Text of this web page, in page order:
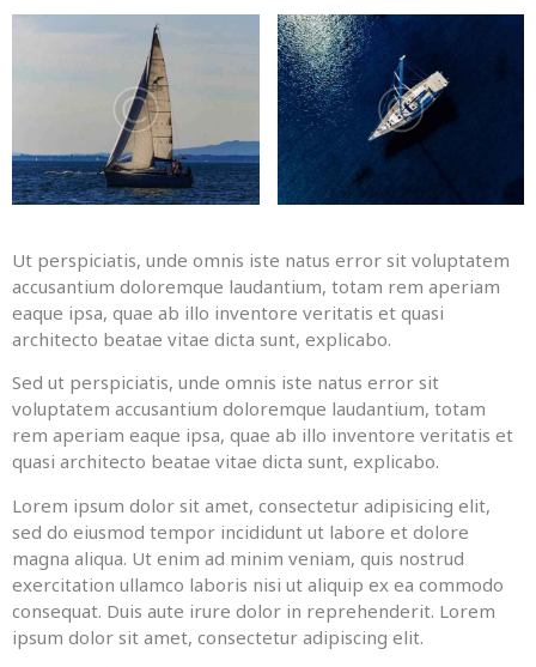
Ut perspiciatis, unde omnis iste natus error sit voluptatem
accusantium doloremque laudantium, totam rem aperiam
eaque ipsa, quae ab illo inventore veritatis et quasi
architecto beatae vitae dicta sunt, explicabo.
Sed ut perspiciatis, unde omnis iste natus error sit
voluptatem accusantium doloremque laudantium, totam
rem aperiam eaque ipsa, quae ab illo inventore veritatis et
quasi architecto beatae vitae dicta sunt, explicabo.
Lorem ipsum dolor sit amet, consectetur adipisicing elit,
sed do eiusmod tempor incididunt ut labore et dolore
magna aliqua. Ut enim ad minim veniam, quis nostrud
exercitation ullamco laboris nisi ut aliquip ex ea commodo
consequat. Duis aute irure dolor in reprehenderit. Lorem
ipsum dolor sit amet, consectetur adipiscing elit.